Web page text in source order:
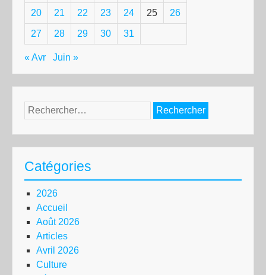
20 21 22 23 24 25 26
27 28 29 30 31
« Avr Juin »
Rechercher :
Catégories
2026
Accueil
Août 2026
Articles
Avril 2026
Culture